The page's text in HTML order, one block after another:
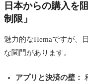
日本からの購入を
制限」
魅力的なHemaですが、
な関門があります。
アプリと決済の壁：